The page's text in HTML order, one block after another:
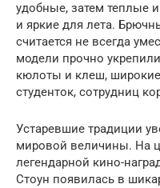
удобные, затем теплые
и яркие для лета.
считается не всегда
модели прочно
кюлоты и клеш,
студенток, сотрудниц
Устаревшие традиции
мировой величины. На
легендарной кино-
Стоун появилась в